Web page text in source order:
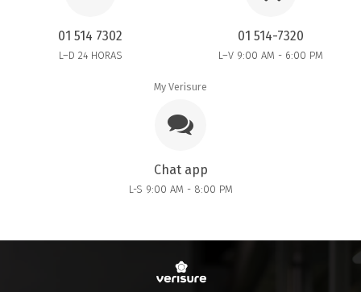
01 514 7302
L–D 24 HORAS
01 514-7320
L–V 9:00 AM - 6:00 PM
My Verisure
Chat app
L-S 9:00 AM - 8:00 PM